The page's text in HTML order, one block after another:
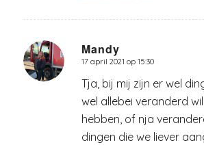
Mandy
zegt:
17 april 2021 op 15:30
Tja, bij mij zijn er wel
wel allebei veranderd
hebben, of nja
dingen die we liever